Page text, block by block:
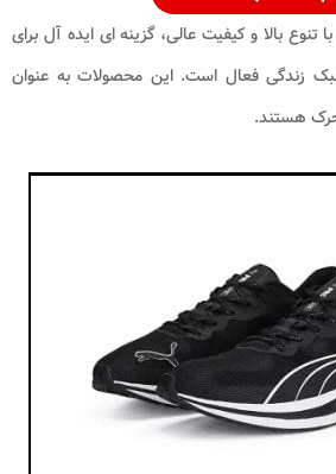
تنوع بالا و کیفیت عالی، گزینه ‌ای ایده ‌آل برای
زندگی فعال است. این محصولات به ‌عنوان
هستند.